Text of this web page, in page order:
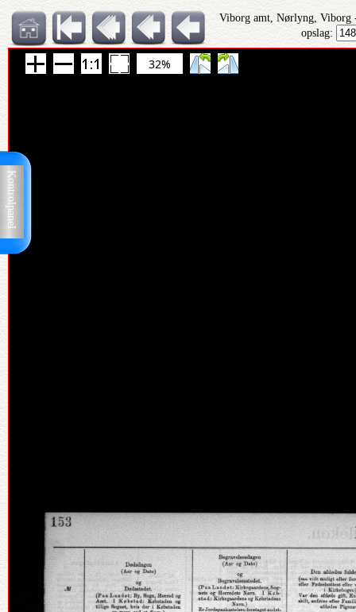
Kontrolpanel
Viborg amt, Nørlyng, Viborg
opslag:
32%